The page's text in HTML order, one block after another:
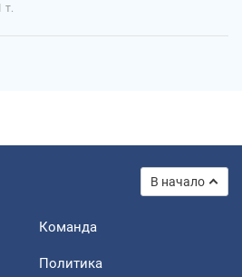
т.
В начало
Команда
Политика